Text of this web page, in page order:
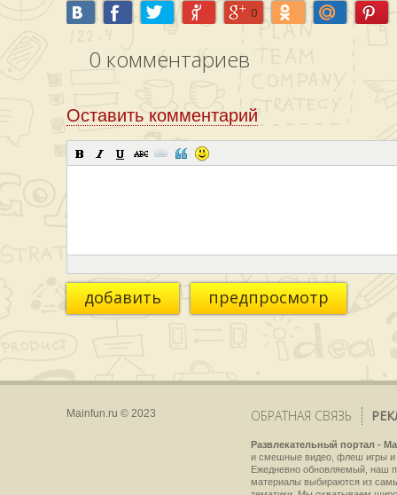
0
0 комментариев
Оставить комментарий
добавить предпросмотр
Mainfun.ru © 2023 ОБРАТНАЯ СВЯЗЬ
Развлекательный портал -
и смешные видео, флеш игры и
Ежедневно обновляемый, наш
материалы выбираются из